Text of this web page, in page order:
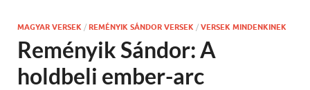
MAGYAR VERSEK / REMÉNYIK SÁNDOR VERSEK / VERSEK MINDENKINEK
Reményik Sándor: A
holdbeli ember-arc